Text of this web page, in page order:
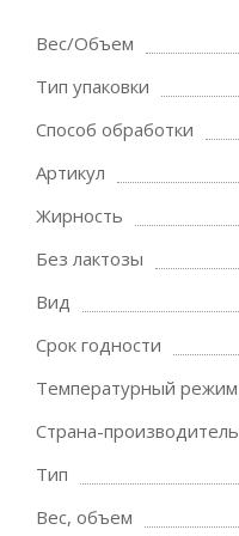
Вес/Объем
Тип упаковки
Способ обработки
Артикул
Жирность
Без лактозы
Вид
Срок годности
Температурный режим
Страна-производитель
Тип
Вес, объем